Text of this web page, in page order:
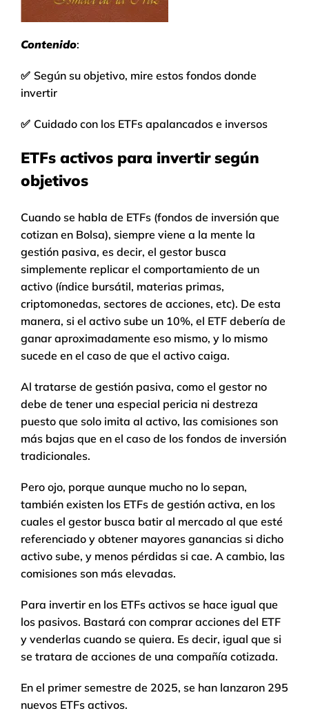
Contenido:
✅ Según su objetivo, mire estos fondos donde
invertir
✅ Cuidado con los ETFs apalancados e inversos
ETFs activos para invertir según
objetivos
Cuando se habla de ETFs (fondos de inversión que
cotizan en Bolsa), siempre viene a la mente la
gestión pasiva, es decir, el gestor busca
simplemente replicar el comportamiento de un
activo (índice bursátil, materias primas,
criptomonedas, sectores de acciones, etc). De esta
manera, si el activo sube un 10%, el ETF debería de
ganar aproximadamente eso mismo, y lo mismo
sucede en el caso de que el activo caiga.
Al tratarse de gestión pasiva, como el gestor no
debe de tener una especial pericia ni destreza
puesto que solo imita al activo, las comisiones son
más bajas que en el caso de los fondos de inversión
tradicionales.
Pero ojo, porque aunque mucho no lo sepan,
también existen los ETFs de gestión activa, en los
cuales el gestor busca batir al mercado al que esté
referenciado y obtener mayores ganancias si dicho
activo sube, y menos pérdidas si cae. A cambio, las
comisiones son más elevadas.
Para invertir en los ETFs activos se hace igual que
los pasivos. Bastará con comprar acciones del ETF
y venderlas cuando se quiera. Es decir, igual que si
se tratara de acciones de una compañía cotizada.
En el primer semestre de 2025, se han lanzaron 295
nuevos ETFs activos.